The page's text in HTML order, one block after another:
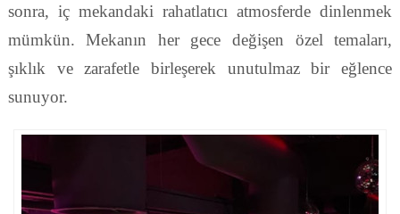
sonra, iç mekandaki rahatlatıcı atmosferde dinlenmek
mümkün. Mekanın her gece değişen özel temaları,
şıklık ve zarafetle birleşerek unutulmaz bir eğlence
sunuyor.